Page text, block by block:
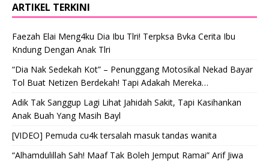
ARTIKEL TERKINI
Faezah Elai Meng4ku Dia Ibu Tlri! Terpksa Bvka Cerita Ibu
Kndung Dengan Anak Tlri
“Dia Nak Sedekah Kot” – Penunggang Motosikal Nekad Bayar
Tol Buat Netizen Berdekah! Tapi Adakah Mereka…
Adik Tak Sanggup Lagi Lihat Jahidah Sakit, Tapi Kasihankan
Anak Buah Yang Masih Bayl
[VIDEO] Pemuda cu4k tersalah masuk tandas wanita
“Alhamdulillah Sah! Maaf Tak Boleh Jemput Ramai” Arif Jiwa